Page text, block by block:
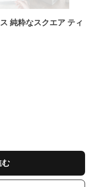
純粋なスクエア ティ
む